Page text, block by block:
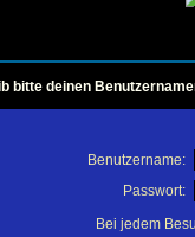
bitte deinen
Benutzername:
Passwort:
Bei jedem